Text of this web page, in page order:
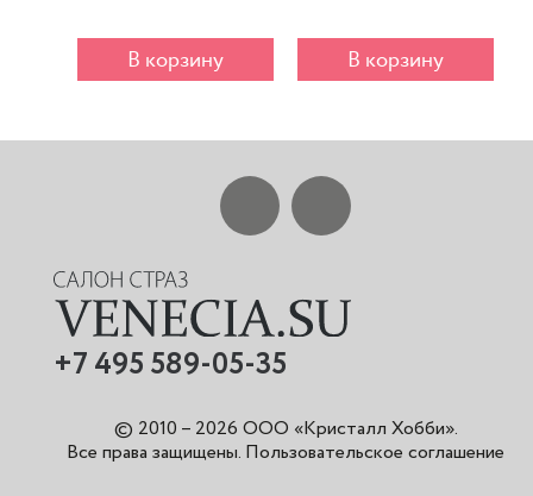
В корзину В корзину
+7 495 589-05-35
© 2010 – 2026 ООО «Кристалл Хобби».
Все права защищены. Пользовательское соглашение